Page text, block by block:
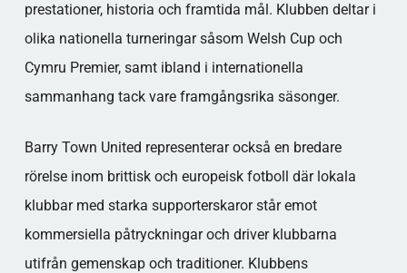
prestationer, historia och framtida mål. Klubben deltar i
olika nationella turneringar såsom Welsh Cup och
Cymru Premier, samt ibland i internationella
sammanhang tack vare framgångsrika säsonger.
Barry Town United representerar också en bredare
rörelse inom brittisk och europeisk fotboll där lokala
klubbar med starka supporterskaror står emot
kommersiella påtryckningar och driver klubbarna
utifrån gemenskap och traditioner. Klubbens